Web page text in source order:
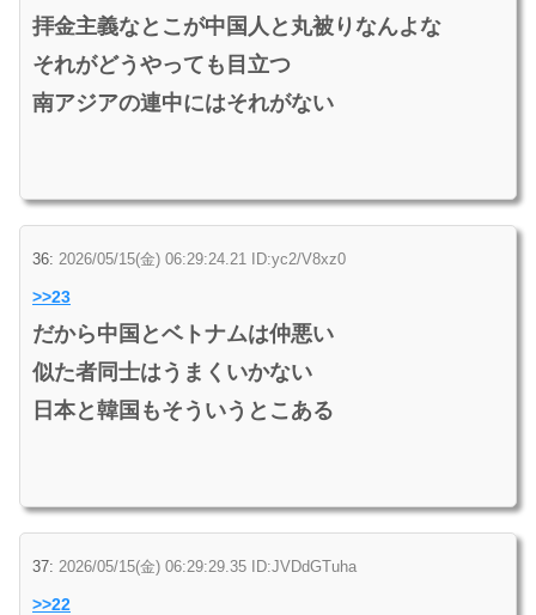
拝金主義なとこが中国人と丸被りなんよな
それがどうやっても目立つ
南アジアの連中にはそれがない
36: 2026/05/15(金) 06:29:24.21 ID:yc2/V8xz0
>>23
だから中国とベトナムは仲悪い
似た者同士はうまくいかない
日本と韓国もそういうとこある
37: 2026/05/15(金) 06:29:29.35 ID:JVDdGTuha
>>22